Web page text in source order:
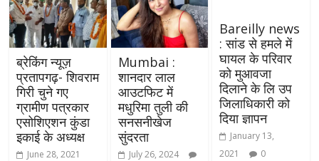
ब्रेकिंग न्यूज़
प्रतापगढ़- शिवराम
गिरी चुने गए
ग्रामीण पत्रकार
एसोशिएशन कुंडा
इकाई के अध्यक्ष
June 28, 2021
Mumbai :
शानदार लाल
आउटफिट में
मधुरिमा तुली की
सनसनीखेज
सुंदरता
July 26, 2024
Bareilly news
: सांड से हमले में
घायल के परिवार
को मुआवजा
दिलाने के लि उप
जिलाधिकारी को
दिया ज्ञापन
January 13,
2021
0